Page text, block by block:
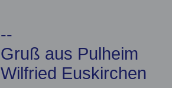
--
Gruß aus Pulheim
Wilfried Euskirchen